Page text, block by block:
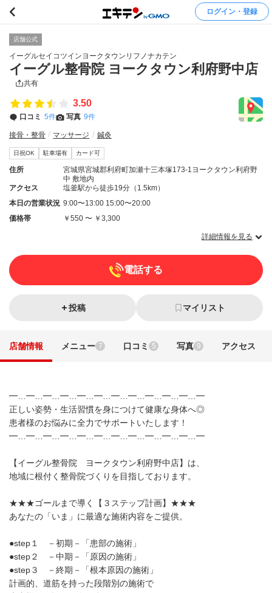
ログイン・登録
店舗公式
イーグルセイコツインヨークタウンリフノナカテン
イーグル整骨院 ヨークタウン利府野中店
共有
3.50
口コミ 5件 写真 9件
接骨・整骨 マッサージ 鍼灸
日祝OK 駐車場有 カード可
住所
宮城県宮城郡利府町加瀬十三本塚173-1ヨークタウン利府野
中 敷地内
アクセス
塩釜駅から徒歩19分（1.5km）
本日の営業状況 9:00〜13:00 15:00〜20:00
価格帯
￥550 〜 ￥3,300
詳細情報を見る
電話する
投稿 マイリスト
店舗情報 メニュー 7 口コミ 5 写真 9 アクセス
━…━…━…━…━…━…━…━…━…━…━…━
正しい姿勢・生活習慣を身につけて健康な身体へ◎
患者様のお悩みに全力でサポートいたします！
━…━…━…━…━…━…━…━…━…━…━…━
【イーグル整骨院 ヨークタウン利府野中店】は、
地域に根付く整骨院づくりを目指しております。
★★★ゴールまで導く【３ステップ計画】★★★
あなたの「いま」に最適な施術内容をご提供。
●step１ －初期－「患部の施術」
●step２ －中期－「原因の施術」
●step３ －終期－「根本原因の施術」
計画的、道筋を持った段階別の施術で